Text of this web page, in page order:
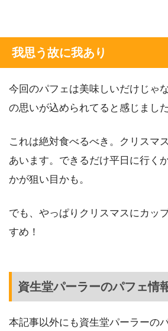
我思う故に我あり
今回のパフェは美味しいだけじゃ
の思いが込められてると感じました
これは絶対食べるべき。クリスマ
あいます。できるだけ平日に行く
かが狙い目かも。
でも、やっぱりクリスマスにカッ
すめ！
資生堂パーラーのパフェ情
本記事以外にも資生堂パーラーの